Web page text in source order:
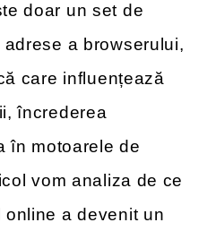
doar un set de
a browserului,
care influențează
încrederea
în motoarele de
vom analiza de ce
a devenit un